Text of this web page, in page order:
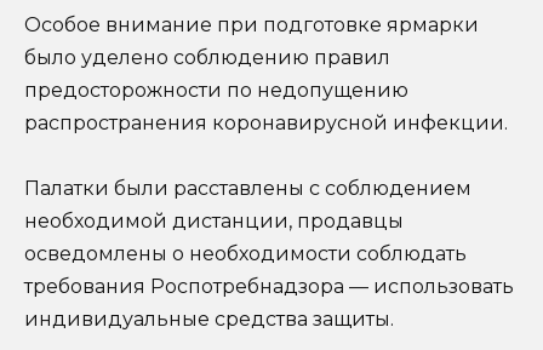
Особое внимание при подготовке ярмарки
было уделено соблюдению правил
предосторожности по недопущению
распространения коронавирусной инфекции.
Палатки были расставлены с соблюдением
необходимой дистанции, продавцы
осведомлены о необходимости соблюдать
требования Роспотребнадзора — использовать
индивидуальные средства защиты.